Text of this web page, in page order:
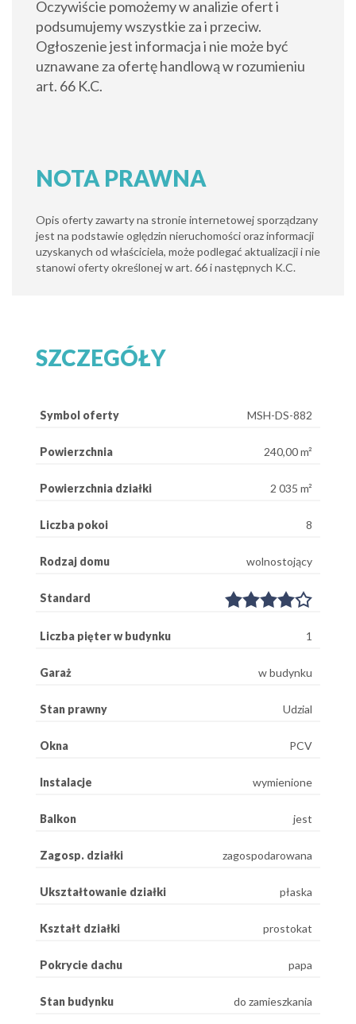
Oczywiście pomożemy w analizie ofert i
podsumujemy wszystkie za i przeciw.
Ogłoszenie jest informacja i nie może być
uznawane za ofertę handlową w rozumieniu
art. 66 K.C.
NOTA PRAWNA
Opis oferty zawarty na stronie internetowej sporządzany
jest na podstawie oględzin nieruchomości oraz informacji
uzyskanych od właściciela, może podlegać aktualizacji i nie
stanowi oferty określonej w art. 66 i następnych K.C.
SZCZEGÓŁY
Symbol oferty MSH-DS-882
Powierzchnia 240,00 m²
Powierzchnia działki 2 035 m²
Liczba pokoi 8
Rodzaj domu wolnostojący
Standard
Liczba pięter w budynku 1
Garaż w budynku
Stan prawny Udzial
Okna PCV
Instalacje wymienione
Balkon jest
Zagosp. działki zagospodarowana
Ukształtowanie działki płaska
Kształt działki prostokat
Pokrycie dachu papa
Stan budynku do zamieszkania